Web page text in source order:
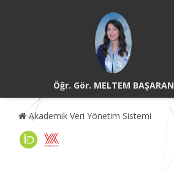
Öğr. Gör. MELTEM BAŞARAN
Akademik Veri Yönetim Sistemi